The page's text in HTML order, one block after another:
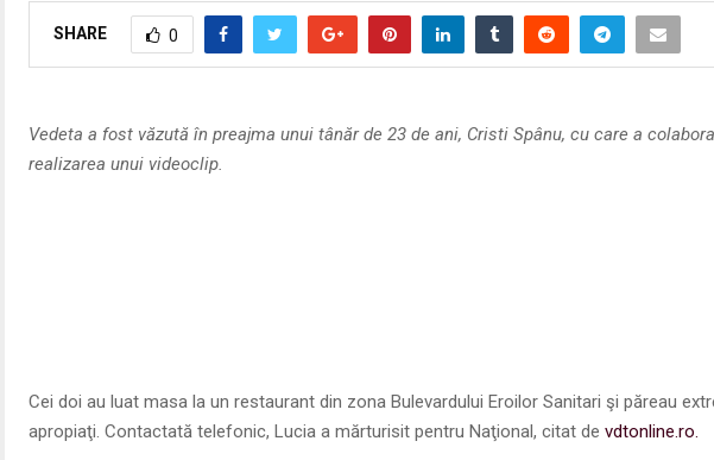
SHARE 0
Vedeta a fost văzută în preajma unui tânăr de 23 de ani, Cristi Spânu, cu care a
realizarea unui videoclip.
Cei doi au luat masa la un restaurant din zona Bulevardului Eroilor Sanitari şi păreau
apropiaţi. Contactată telefonic, Lucia a mărturisit pentru Naţional, citat de vdtonline.ro.